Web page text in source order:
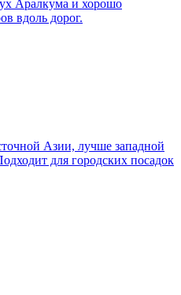
Аралкума и хорошо
вдоль дорог.
Азии, лучше западной
для городских посадок